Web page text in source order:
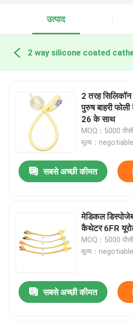
उत्पाद
2 तरह
पुरुष बाहरी
26 के साथ
MOQ：5000 पीसी
मूल्य：negotiable
सबसे अच्छी कीमत
मेडिकल
कैथेटर 6FR
MOQ：5000 पीसी
मूल्य：negotiable
सबसे अच्छी कीमत